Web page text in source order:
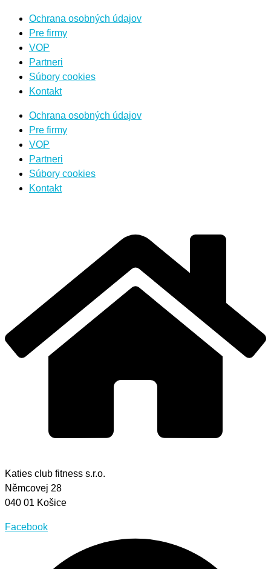
Ochrana osobných údajov
Pre firmy
VOP
Partneri
Súbory cookies
Kontakt
Ochrana osobných údajov
Pre firmy
VOP
Partneri
Súbory cookies
Kontakt
Katies club fitness s.r.o.
Němcovej 28
040 01 Košice
Facebook